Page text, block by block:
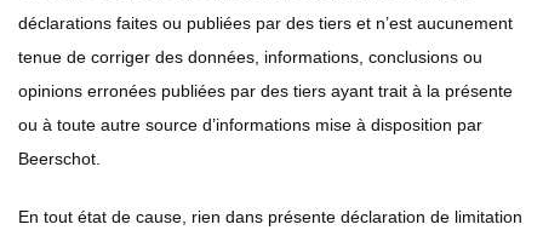
déclarations faites ou publiées par des tiers et n’est aucunement
tenue de corriger des données, informations, conclusions ou
opinions erronées publiées par des tiers ayant trait à la présente
ou à toute autre source d’informations mise à disposition par
Beerschot.
En tout état de cause, rien dans présente déclaration de limitation